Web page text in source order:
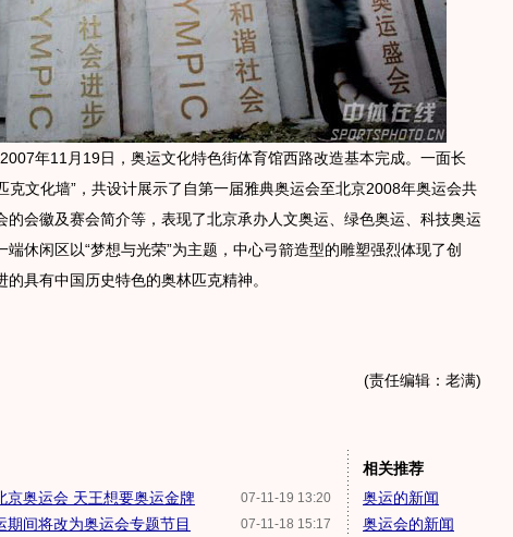
年11月19日，奥运文化特色街体育馆西路改造基本完成。一面长
克文化墙”，共设计展示了自第一届雅典奥运会至北京2008年奥运会共
的会徽及赛会简介等，表现了北京承办人文奥运、绿色奥运、科技奥运
端休闲区以“梦想与光荣”为主题，中心弓箭造型的雕塑强烈体现了创
的具有中国历史特色的奥林匹克精神。
(责任编辑：老满)
07-11-19 13:20
京奥运会 天王想要奥运金牌
07-11-18 15:17
期间将改为奥运会专题节目
相关推荐
奥运的新闻
奥运会的新闻